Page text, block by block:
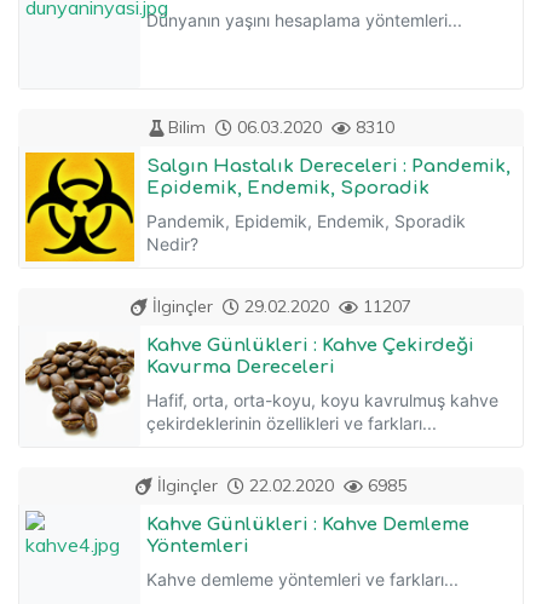
Dünyanın yaşını hesaplama yöntemleri...
Bilim 06.03.2020 8310
Salgın Hastalık Dereceleri : Pandemik,
Epidemik, Endemik, Sporadik
Pandemik, Epidemik, Endemik, Sporadik
Nedir?
İlginçler 29.02.2020 11207
Kahve Günlükleri : Kahve Çekirdeği
Kavurma Dereceleri
Hafif, orta, orta-koyu, koyu kavrulmuş kahve
çekirdeklerinin özellikleri ve farkları...
İlginçler 22.02.2020 6985
Kahve Günlükleri : Kahve Demleme
Yöntemleri
Kahve demleme yöntemleri ve farkları...